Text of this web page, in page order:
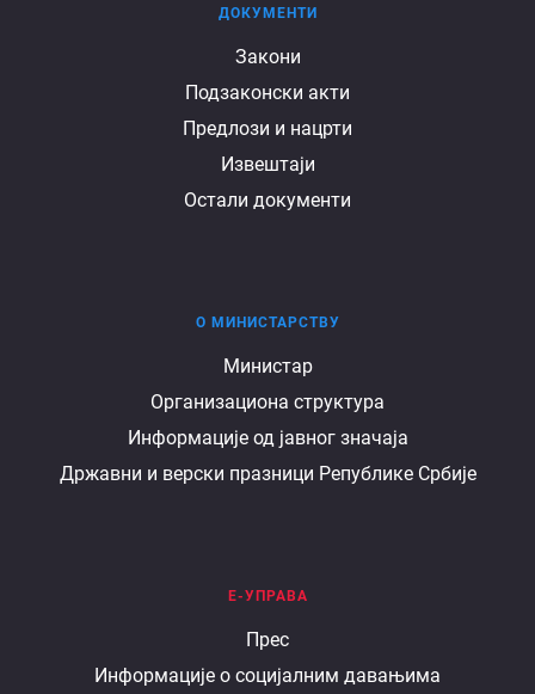
ДОКУМЕНТИ
Закони
Подзаконски акти
Предлози и нацрти
Извештаји
Остали документи
министарству
О МИНИСТАРСТВУ
Министар
Организациона структура
Информације од јавног значаја
Државни и верски празници Републике Србије
Е-УПРАВА
Прес
Информације о социјалним давањима